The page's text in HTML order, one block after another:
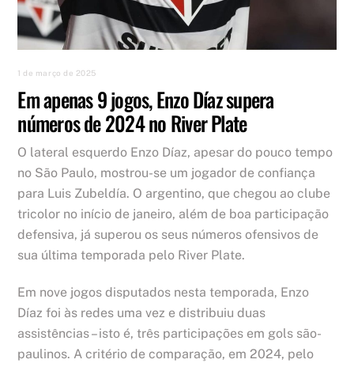
1 de março de 2025
Em apenas 9 jogos, Enzo Díaz supera
números de 2024 no River Plate
O lateral esquerdo Enzo Díaz, apesar do pouco tempo
no São Paulo, mostrou-se um jogador de confiança
para Luis Zubeldía. O argentino, que chegou ao clube
tricolor no início de janeiro, além de boa participação
defensiva, já superou os seus números ofensivos de
sua última temporada pelo River Plate.
Em nove jogos disputados nesta temporada, Enzo
Díaz foi às redes uma vez e distribuiu duas
assistências – isto é, três participações em gols são-
paulinos. A critério de comparação, em 2024, pelo